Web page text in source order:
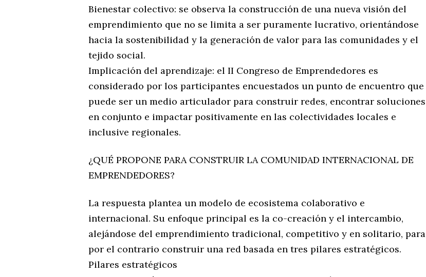
Bienestar colectivo: se observa la construcción de una nueva visión del
emprendimiento que no se limita a ser puramente lucrativo, orientándose
hacia la sostenibilidad y la generación de valor para las comunidades y el
tejido social.
Implicación del aprendizaje: el II Congreso de Emprendedores es
considerado por los participantes encuestados un punto de encuentro que
puede ser un medio articulador para construir redes, encontrar soluciones
en conjunto e impactar positivamente en las colectividades locales e
inclusive regionales.
¿QUÉ PROPONE PARA CONSTRUIR LA COMUNIDAD INTERNACIONAL DE
EMPRENDEDORES?
La respuesta plantea un modelo de ecosistema colaborativo e
internacional. Su enfoque principal es la co-creación y el intercambio,
alejándose del emprendimiento tradicional, competitivo y en solitario, para
por el contrario construir una red basada en tres pilares estratégicos.
Pilares estratégicos